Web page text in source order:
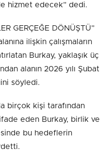
hizmet edecek” dedi.
GERÇEĞE DÖNÜŞTÜ”
ilişkin çalışmaların
Burkay, yaklaşık üç
alanın 2026 yılı Şubat
söyledi.
birçok kişi tarafından
eden Burkay, birlik ve
bu hedeflerin